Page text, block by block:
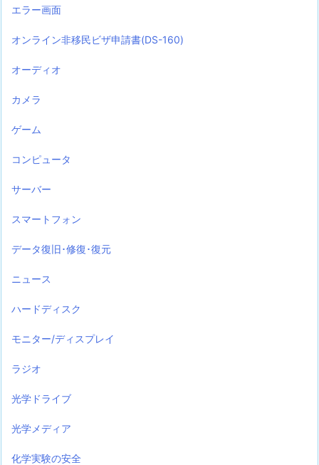
エラー画面
オンライン非移民ビザ申請書(DS-160)
オーディオ
カメラ
ゲーム
コンピュータ
サーバー
スマートフォン
データ復旧･修復･復元
ニュース
ハードディスク
モニター/ディスプレイ
ラジオ
光学ドライブ
光学メディア
化学実験の安全